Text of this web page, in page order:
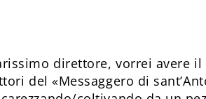
direttore, vorrei avere
del «Messaggero di